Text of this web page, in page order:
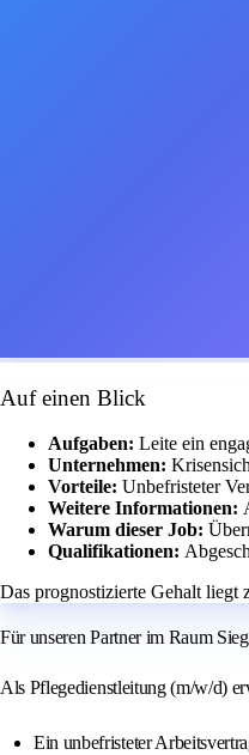
Auf einen Blick
Aufgaben: Leite ein
Unternehmen:
Vorteile: Unbefristeter
Weitere Informationen:
Warum dieser Job:
Qualifikationen:
Das prognostizierte Gehalt liegt
Für unseren Partner im Raum
Als Pflegedienstleitung (m/w/d)
Ein unbefristeter